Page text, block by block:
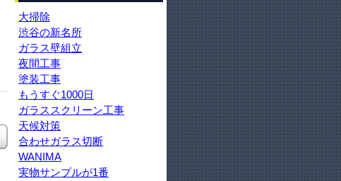
大掃除
渋谷の新名所
ガラス壁組立
夜間工事
塗装工事
もうすぐ1000日
ガラススクリーン工事
天候対策
合わせガラス切断
WANIMA
実物サンプルが1番